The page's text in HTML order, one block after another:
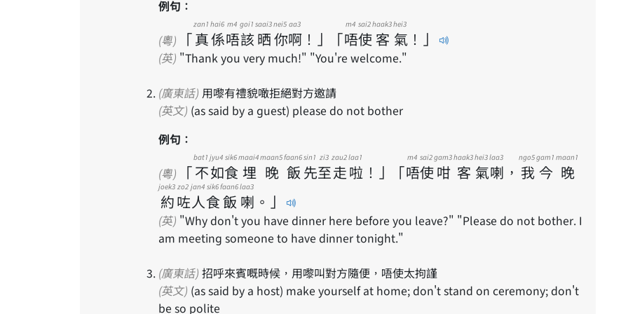
例句：
(粵) 「真
zan1
係
hai6
唔
m4
該
goi1
晒
saai3
你
nei5
啊
aa3
！ 」 「唔
m4
使
sai2
客
haak3
氣
hei3
！ 」
(英) "Thank you very much!" "You're welcome."
(廣東話) 用嚟有禮貌噉拒絕對方邀請
(英文) (as said by a guest) please do not bother
例句：
(粵) 「不
bat1
如
jyu4
食
sik6
埋
maai4
晚
maan5
飯
faan6
先
sin1
至
zi3
走
zau2
啦
laa1
！ 」 「唔
m4
使
sai2
咁
gam3
客
haak3
氣
hei3
喇
laa3
， 我
ngo5
今
gam1
晚
maan1
約
joek3
咗
zo2
人
jan4
食
sik6
飯
faan6
喇
laa3
。 」
(英) "Why don't you have dinner here before you leave?" "Please do not bother. I
am meeting someone to have dinner tonight."
(廣東話) 招呼來賓嘅時候，用嚟叫對方隨便，唔使太拘謹
(英文)
be so polite